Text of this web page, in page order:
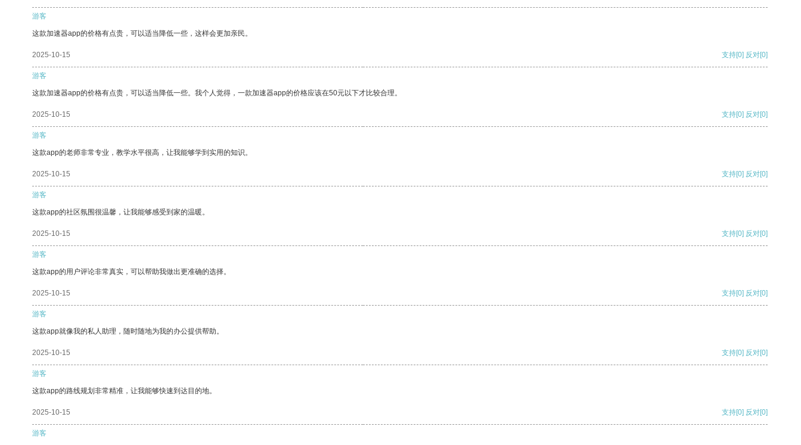
游客
这款加速器app的价格有点贵，可以适当降低一些，这样会更加亲民。
2025-10-15 支持[0] 反对[0]
游客
这款加速器app的价格有点贵，可以适当降低一些。我个人觉得，一款加速器app的价格应该在50元以下才比较合理。
2025-10-15 支持[0] 反对[0]
游客
这款app的老师非常专业，教学水平很高，让我能够学到实用的知识。
2025-10-15 支持[0] 反对[0]
游客
这款app的社区氛围很温馨，让我能够感受到家的温暖。
2025-10-15 支持[0] 反对[0]
游客
这款app的用户评论非常真实，可以帮助我做出更准确的选择。
2025-10-15 支持[0] 反对[0]
游客
这款app就像我的私人助理，随时随地为我的办公提供帮助。
2025-10-15 支持[0] 反对[0]
游客
这款app的路线规划非常精准，让我能够快速到达目的地。
2025-10-15 支持[0] 反对[0]
游客